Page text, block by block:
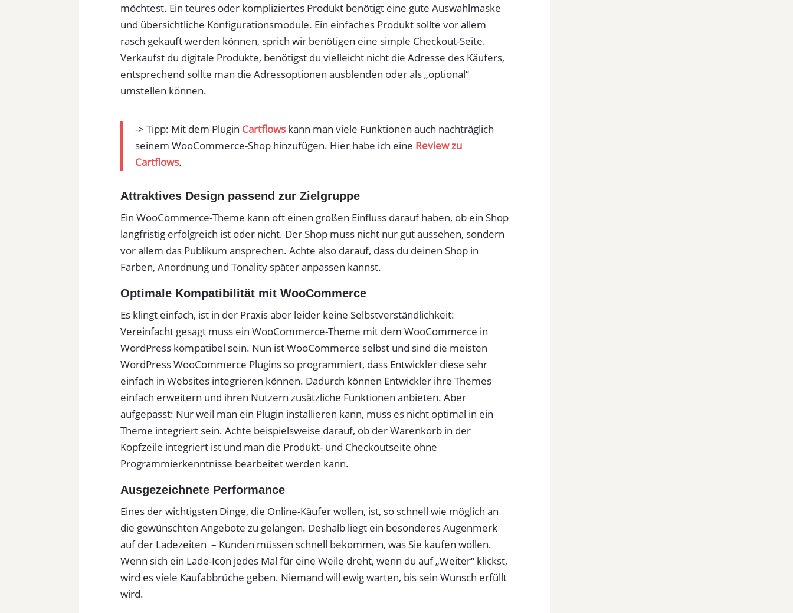
möchtest. Ein teures oder kompliziertes Produkt benötigt eine gute Auswahlmaske
und übersichtliche Konfigurationsmodule. Ein einfaches Produkt sollte vor allem
rasch gekauft werden können, sprich wir benötigen eine simple Checkout-Seite.
Verkaufst du digitale Produkte, benötigst du vielleicht nicht die Adresse des Käufers,
entsprechend sollte man die Adressoptionen ausblenden oder als „optional“
umstellen können.
-> Tipp: Mit dem Plugin Cartflows kann man viele Funktionen auch nachträglich
seinem WooCommerce-Shop hinzufügen. Hier habe ich eine Review zu
Cartflows.
Attraktives Design passend zur Zielgruppe
Ein WooCommerce-Theme kann oft einen großen Einfluss darauf haben, ob ein Shop
langfristig erfolgreich ist oder nicht. Der Shop muss nicht nur gut aussehen, sondern
vor allem das Publikum ansprechen. Achte also darauf, dass du deinen Shop in
Farben, Anordnung und Tonality später anpassen kannst.
Optimale Kompatibilität mit WooCommerce
Es klingt einfach, ist in der Praxis aber leider keine Selbstverständlichkeit:
Vereinfacht gesagt muss ein WooCommerce-Theme mit dem WooCommerce in
WordPress kompatibel sein. Nun ist WooCommerce selbst und sind die meisten
WordPress WooCommerce Plugins so programmiert, dass Entwickler diese sehr
einfach in Websites integrieren können. Dadurch können Entwickler ihre Themes
einfach erweitern und ihren Nutzern zusätzliche Funktionen anbieten. Aber
aufgepasst: Nur weil man ein Plugin installieren kann, muss es nicht optimal in ein
Theme integriert sein. Achte beispielsweise darauf, ob der Warenkorb in der
Kopfzeile integriert ist und man die Produkt- und Checkoutseite ohne
Programmierkenntnisse bearbeitet werden kann.
Ausgezeichnete Performance
Eines der wichtigsten Dinge, die Online-Käufer wollen, ist, so schnell wie möglich an
die gewünschten Angebote zu gelangen. Deshalb liegt ein besonderes Augenmerk
auf der Ladezeiten – Kunden müssen schnell bekommen, was Sie kaufen wollen.
Wenn sich ein Lade-Icon jedes Mal für eine Weile dreht, wenn du auf „Weiter“ klickst,
wird es viele Kaufabbrüche geben. Niemand will ewig warten, bis sein Wunsch erfüllt
wird.